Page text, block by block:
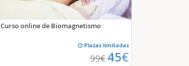
Curso online de Biomagnetismo
Plazas limitadas
99€45€